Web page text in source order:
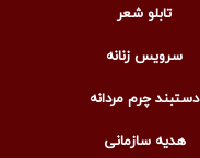
تابلو شعر
سرویس زنانه
دستبند چرم مردانه
هدیه سازمانی